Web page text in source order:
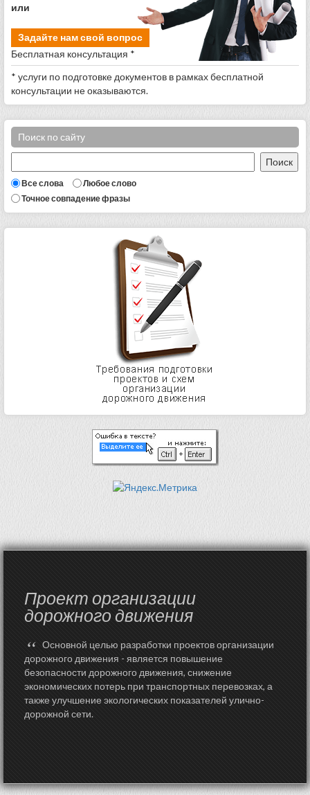
или
Задайте нам свой вопрос
Бесплатная консультация *
* услуги по подготовке документов в рамках бесплатной
консультации не оказываются.
Поиск по сайту
Все слова
Любое слово
Точное совпадение фразы
Проект организации
дорожного движения
“ Основной целью разработки проектов организации
дорожного движения - является повышение
безопасности дорожного движения, снижение
экономических потерь при транспортных перевозках, а
также улучшение экологических показателей улично-
дорожной сети.